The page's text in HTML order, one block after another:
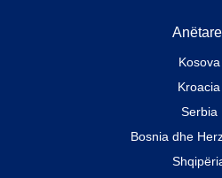
Kosova
Kroacia
Serbia
Bosnia dhe